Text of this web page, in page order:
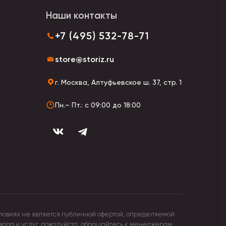
Наши контакты
+7 (495) 532-78-71
store@storiz.ru
г. Москва, Алтуфьевское ш. 37, стр. 1
Пн.– Пт.: с 09:00 до 18:00
не является публичной офертой, определяемой
и услуг, пожалуйста, обращайтесь к менеджерам